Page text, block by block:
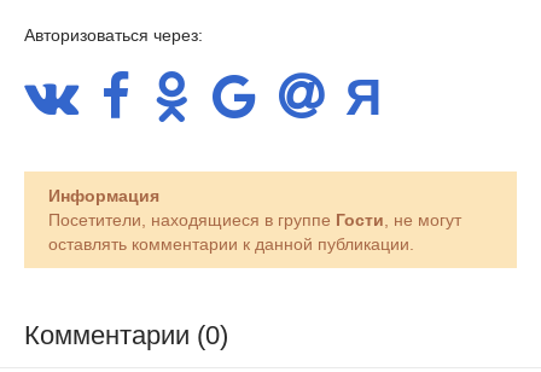
Авторизоваться через:
Информация
Посетители, находящиеся в группе Гости , не могут
оставлять комментарии к данной публикации.
Комментарии (0)